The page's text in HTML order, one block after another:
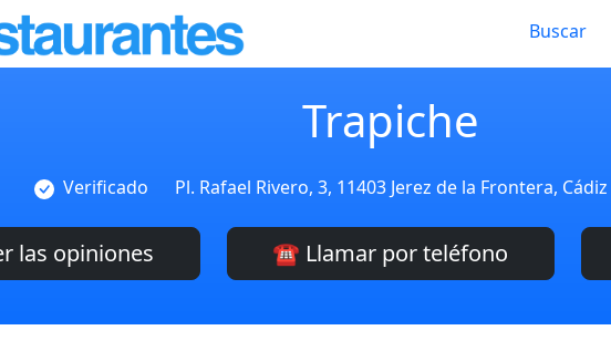
Buscar
Trapiche
Verificado Pl. Rafael Rivero, 3, 11403 Jerez de la Frontera, Cádiz
las opiniones ☎️ Llamar por teléfono